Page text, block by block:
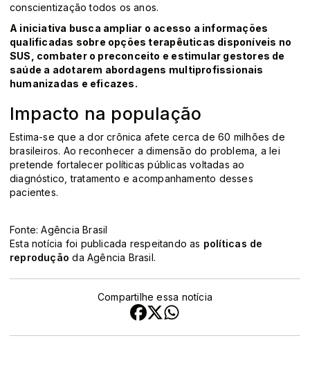
conscientização todos os anos.
A iniciativa busca ampliar o acesso a informações
qualificadas sobre opções terapêuticas disponíveis no
SUS, combater o preconceito e estimular gestores de
saúde a adotarem abordagens multiprofissionais
humanizadas e eficazes.
Impacto na população
Estima-se que a dor crônica afete cerca de 60 milhões de
brasileiros. Ao reconhecer a dimensão do problema, a lei
pretende fortalecer políticas públicas voltadas ao
diagnóstico, tratamento e acompanhamento desses
pacientes.
Fonte: Agência Brasil
Esta notícia foi publicada respeitando as políticas de
reprodução da Agência Brasil.
Compartilhe essa notícia